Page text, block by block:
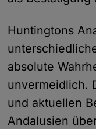
Huntingtons
absolute
unvermeidlich.
und aktuellen
Andalusien